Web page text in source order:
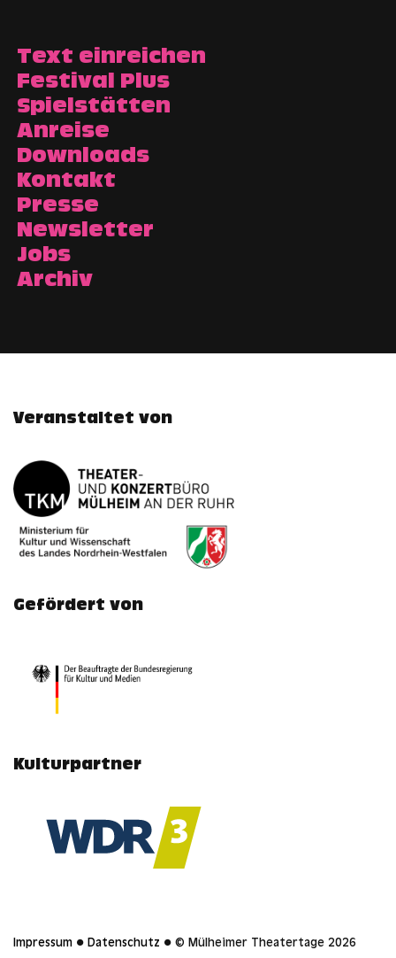
Text einreichen
Festival Plus
Spielstätten
Anreise
Downloads
Kontakt
Presse
Newsletter
Jobs
Archiv
Veranstaltet von
Gefördert von
Kulturpartner
Impressum ● Datenschutz ● © Mülheimer Theatertage 2026